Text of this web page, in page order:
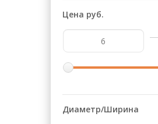
Продукты для HoReCa
Расходники для кофеен
Цена руб.
Диаметр/Ширина